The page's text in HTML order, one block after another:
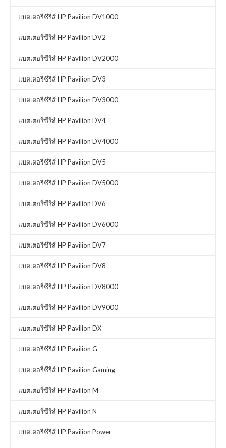
แบตเตอรี่ซีรีส์ HP Pavilion DV1000
แบตเตอรี่ซีรีส์ HP Pavilion DV2
แบตเตอรี่ซีรีส์ HP Pavilion DV2000
แบตเตอรี่ซีรีส์ HP Pavilion DV3
แบตเตอรี่ซีรีส์ HP Pavilion DV3000
แบตเตอรี่ซีรีส์ HP Pavilion DV4
แบตเตอรี่ซีรีส์ HP Pavilion DV4000
แบตเตอรี่ซีรีส์ HP Pavilion DV5
แบตเตอรี่ซีรีส์ HP Pavilion DV5000
แบตเตอรี่ซีรีส์ HP Pavilion DV6
แบตเตอรี่ซีรีส์ HP Pavilion DV6000
แบตเตอรี่ซีรีส์ HP Pavilion DV7
แบตเตอรี่ซีรีส์ HP Pavilion DV8
แบตเตอรี่ซีรีส์ HP Pavilion DV8000
แบตเตอรี่ซีรีส์ HP Pavilion DV9000
แบตเตอรี่ซีรีส์ HP Pavilion DX
แบตเตอรี่ซีรีส์ HP Pavilion G
แบตเตอรี่ซีรีส์ HP Pavilion Gaming
แบตเตอรี่ซีรีส์ HP Pavilion M
แบตเตอรี่ซีรีส์ HP Pavilion N
แบตเตอรี่ซีรีส์ HP Pavilion Power